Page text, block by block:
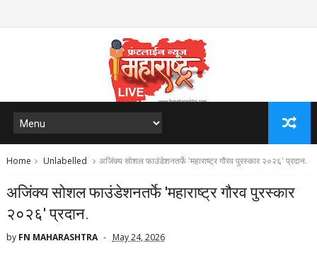
Home Unlabelled अजिंक्य सोशल फाउंडेशनतर्फे 'महाराष्ट्र गौरव पुरस्कार २०२६' प्रदान.
अजिंक्य सोशल फाउंडेशनतर्फे 'महाराष्ट्र गौरव पुरस्कार
२०२६' प्रदान.
by FN MAHARASHTRA May 24, 2026